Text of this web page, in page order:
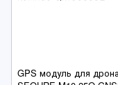
GPS модуль для